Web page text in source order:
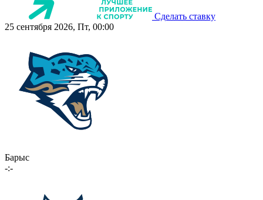
Сделать ставку
25 сентября 2026, Пт, 00:00
Барыс
-:-